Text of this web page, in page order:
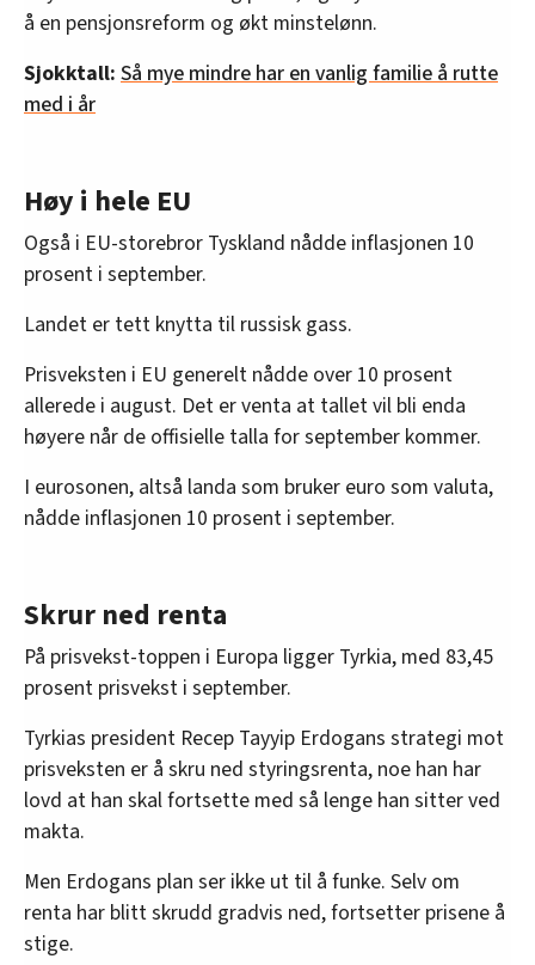
å en pensjonsreform og økt minstelønn.
Sjokktall: Så mye mindre har en vanlig familie å rutte
med i år
Høy i hele EU
Også i EU-storebror Tyskland nådde inflasjonen 10
prosent i september.
Landet er tett knytta til russisk gass.
Prisveksten i EU generelt nådde over 10 prosent
allerede i august. Det er venta at tallet vil bli enda
høyere når de offisielle talla for september kommer.
I eurosonen, altså landa som bruker euro som valuta,
nådde inflasjonen 10 prosent i september.
Skrur ned renta
På prisvekst-toppen i Europa ligger Tyrkia, med 83,45
prosent prisvekst i september.
Tyrkias president Recep Tayyip Erdogans strategi mot
prisveksten er å skru ned styringsrenta, noe han har
lovd at han skal fortsette med så lenge han sitter ved
makta.
Men Erdogans plan ser ikke ut til å funke. Selv om
renta har blitt skrudd gradvis ned, fortsetter prisene å
stige.